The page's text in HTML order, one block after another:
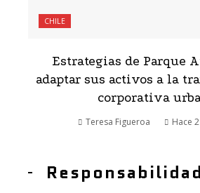
CHILE
Estrategias de Parque
adaptar sus activos a la
corporativa
Teresa Figueroa Hace